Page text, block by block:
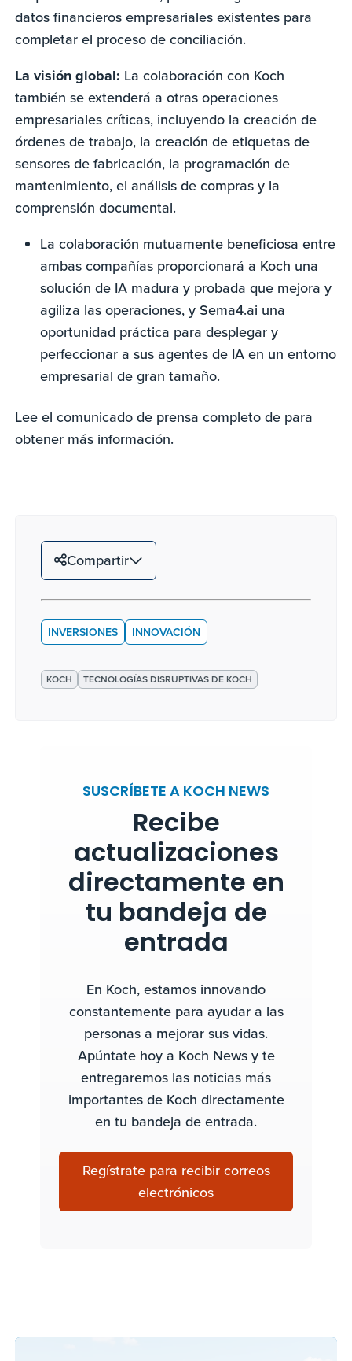
datos financieros empresariales existentes para
completar el proceso de conciliación.
La visión global: La colaboración con Koch
también se extenderá a otras operaciones
empresariales críticas, incluyendo la creación de
órdenes de trabajo, la creación de etiquetas de
sensores de fabricación, la programación de
mantenimiento, el análisis de compras y la
comprensión documental.
La colaboración mutuamente beneficiosa entre
ambas compañías proporcionará a Koch una
solución de IA madura y probada que mejora y
agiliza las operaciones, y Sema4.ai una
oportunidad práctica para desplegar y
perfeccionar a sus agentes de IA en un entorno
empresarial de gran tamaño.
Lee el comunicado de prensa completo de para
obtener más información.
Compartir
INVERSIONES INNOVACIÓN
KOCH TECNOLOGÍAS DISRUPTIVAS DE KOCH
SUSCRÍBETE A KOCH NEWS
Recibe
actualizaciones
directamente en
tu bandeja de
entrada
En Koch, estamos innovando
constantemente para ayudar a las
personas a mejorar sus vidas.
Apúntate hoy a Koch News y te
entregaremos las noticias más
importantes de Koch directamente
en tu bandeja de entrada.
Regístrate para recibir correos
electrónicos